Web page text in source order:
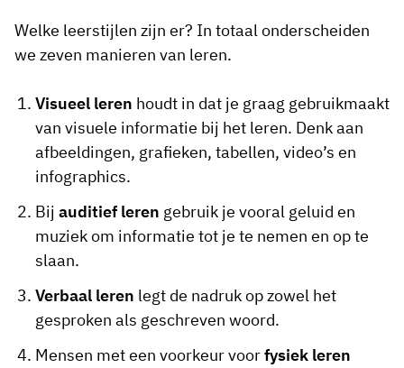
Welke leerstijlen zijn er? In totaal onderscheiden
we zeven manieren van leren.
Visueel leren houdt in dat je graag gebruikmaakt
van visuele informatie bij het leren. Denk aan
afbeeldingen, grafieken, tabellen, video’s en
infographics.
Bij auditief leren gebruik je vooral geluid en
muziek om informatie tot je te nemen en op te
slaan.
Verbaal leren legt de nadruk op zowel het
gesproken als geschreven woord.
Mensen met een voorkeur voorfysiek leren